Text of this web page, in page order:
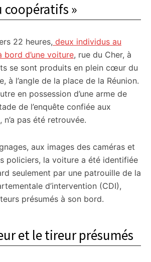
coopératifs »
22 heures, deux individus au
bord d’une voiture, rue du Cher, à
se sont produits en plein cœur du
à l’angle de la place de la Réunion.
en possession d’une arme de
de l’enquête confiée aux
n’a pas été retrouvée.
aux images des caméras et
policiers, la voiture a été identifiée
seulement par une patrouille de la
d’intervention (CDI),
présumés à son bord.
et le tireur présumés